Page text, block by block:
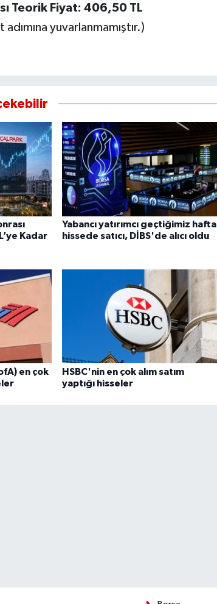
Teorik Fiyat: 406,50 TL
yuvarlanmamıştır.)
Kadar
Yabancı yatırımcı geçtiğimiz hafta
hissede satıcı, DİBS'de alıcı oldu
en çok
HSBC'nin en çok alım satım
yaptığı hisseler